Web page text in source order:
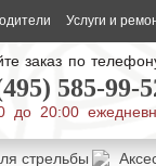
Услуги и
заказ по
585-99-
до 20:00